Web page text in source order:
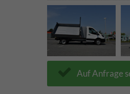
Auf Anfrage